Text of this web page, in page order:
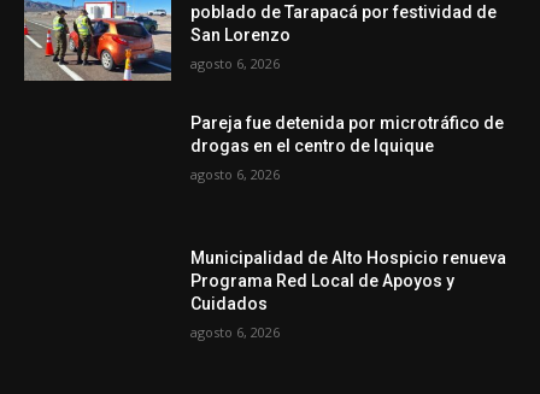
poblado de Tarapacá por festividad de
San Lorenzo
agosto 6, 2026
Pareja fue detenida por microtráfico de
drogas en el centro de Iquique
agosto 6, 2026
Municipalidad de Alto Hospicio renueva
Programa Red Local de Apoyos y
Cuidados
agosto 6, 2026